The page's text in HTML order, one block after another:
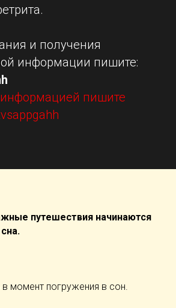
и получения
информации пишите:
пишите
путешествия начинаются
момент погружения в сон.